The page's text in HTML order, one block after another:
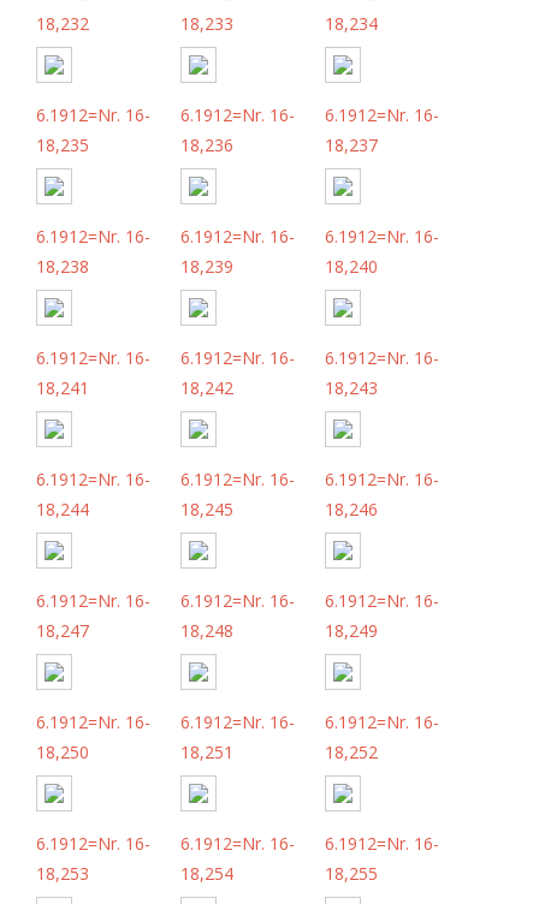
18,232
18,233
18,234
6.1912=Nr. 16-
18,235
6.1912=Nr. 16-
18,236
6.1912=Nr. 16-
18,237
6.1912=Nr. 16-
18,238
6.1912=Nr. 16-
18,239
6.1912=Nr. 16-
18,240
6.1912=Nr. 16-
18,241
6.1912=Nr. 16-
18,242
6.1912=Nr. 16-
18,243
6.1912=Nr. 16-
18,244
6.1912=Nr. 16-
18,245
6.1912=Nr. 16-
18,246
6.1912=Nr. 16-
18,247
6.1912=Nr. 16-
18,248
6.1912=Nr. 16-
18,249
6.1912=Nr. 16-
18,250
6.1912=Nr. 16-
18,251
6.1912=Nr. 16-
18,252
6.1912=Nr. 16-
18,253
6.1912=Nr. 16-
18,254
6.1912=Nr. 16-
18,255